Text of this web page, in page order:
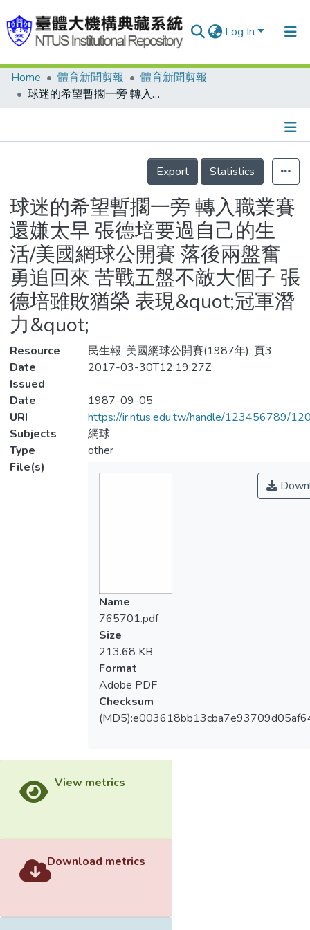
Log In
Communities & Collections
Statistics
Home 體育新聞剪報
體育新聞剪報
球迷的希望暫擱一旁 轉入職業賽還嫌太早 張德培要過自己的生活/美國網球公開賽 落後兩盤奮勇追回來 苦戰五盤不敵大個子 張德培雖敗猶榮 表現&quot;冠軍潛力&quot;
Details
Export
Statistics
球迷的希望暫擱一旁 轉入職業賽
還嫌太早 張德培要過自己的生
活/美國網球公開賽 落後兩盤奮
勇追回來 苦戰五盤不敵大個子 張
德培雖敗猶榮 表現&quot;冠軍潛
力&quot;
Resource
民生報, 美國網球公開賽(1987年), 頁3
Date
Issued
2017-03-30T12:19:27Z
Date
1987-09-05
URI
https://ir.ntus.edu.tw/handle/123456789/
Subjects
網球
Type
other
File(s)
Name
765701.pdf
Size
213.68 KB
Format
Adobe PDF
Checksum
View metrics
Download metrics